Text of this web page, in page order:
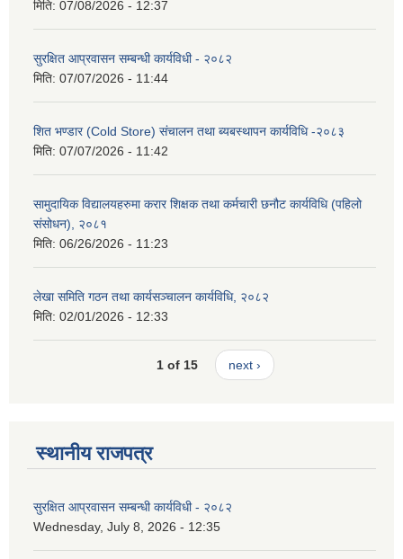
मिति: 07/08/2026 - 12:37
सुरक्षित आप्रवासन सम्बन्धी कार्यविधी - २०८२
मिति: 07/07/2026 - 11:44
शित भण्डार (Cold Store) संचालन तथा ब्यबस्थापन कार्यविधि -२०८३
मिति: 07/07/2026 - 11:42
सामुदायिक विद्यालयहरुमा करार शिक्षक तथा कर्मचारी छनौट कार्यविधि (पहिलो
संसोधन), २०८१
मिति: 06/26/2026 - 11:23
लेखा समिति गठन तथा कार्यसञ्चालन कार्यविधि, २०८२
मिति: 02/01/2026 - 12:33
1 of 15 next ›
स्थानीय राजपत्र
सुरक्षित आप्रवासन सम्बन्धी कार्यविधी - २०८२
Wednesday, July 8, 2026 - 12:35